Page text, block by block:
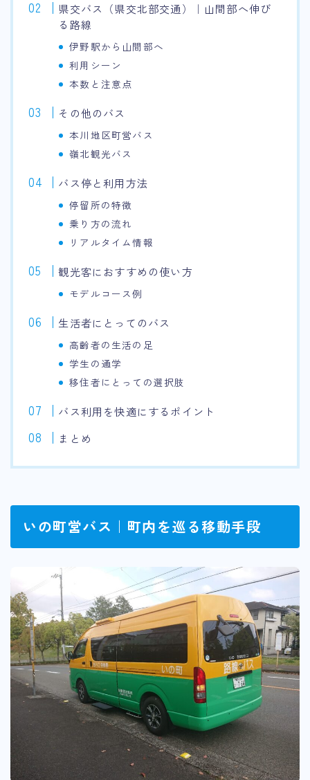
県交バス（県交北部交通）｜山間部へ伸び
る路線
伊野駅から山間部へ
利用シーン
本数と注意点
その他のバス
本川地区町営バス
嶺北観光バス
バス停と利用方法
停留所の特徴
乗り方の流れ
リアルタイム情報
観光客におすすめの使い方
モデルコース例
生活者にとってのバス
高齢者の生活の足
学生の通学
移住者にとっての選択肢
バス利用を快適にするポイント
まとめ
いの町営バス｜町内を巡る移動手段